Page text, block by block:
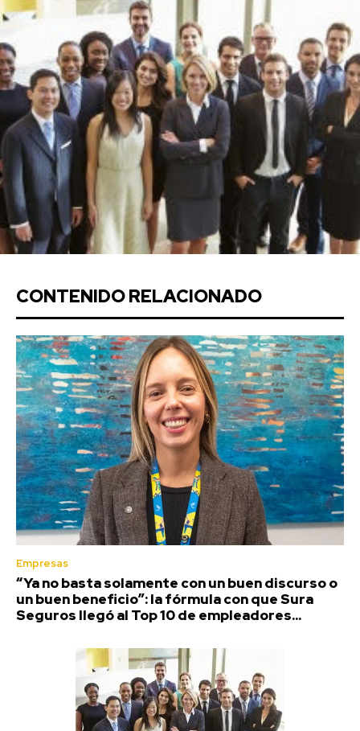
CONTENIDO RELACIONADO
Empresas
“Ya no basta solamente con un buen discurso o
un buen beneficio”: la fórmula con que Sura
Seguros llegó al Top 10 de empleadores...